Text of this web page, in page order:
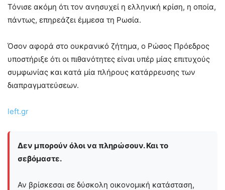
Τόνισε ακόμη ότι τον ανησυχεί η ελληνική κρίση, η οποία,
πάντως, επηρεάζει έμμεσα τη Ρωσία.
Όσον αφορά στο ουκρανικό ζήτημα, ο Ρώσος Πρόεδρος
υποστήριξε ότι οι πιθανότητες είναι υπέρ μίας επιτυχούς
συμφωνίας και κατά μία πλήρους κατάρρευσης των
διαπραγματεύσεων.
left.gr
Δεν μπορούν όλοι να πληρώσουν. Και το
σεβόμαστε.
Αν βρίσκεσαι σε δύσκολη οικονομική κατάσταση,